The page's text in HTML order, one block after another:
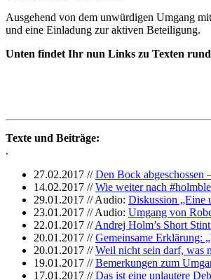
Ausgehend von dem unwürdigen Umgang
und eine Einladung zur aktiven Beteiligung.
Unten findet Ihr nun Links zu Texten
Texte und Beiträge:
.
27.02.2017 //Den Bock abgeschossen
14.02.2017 //Wie weiter nach
29.01.2017 // Audio: Diskussion „Eine
23.01.2017 // Audio: Umgang von
22.01.2017 //Andrej Holm’s Short
20.01.2017 //Gemeinsame Erklärung:
20.01.2017 //Weil nicht sein darf, was
19.01.2017 //Bemerkungen zum
17.01.2017 //Das ist eine unlautere